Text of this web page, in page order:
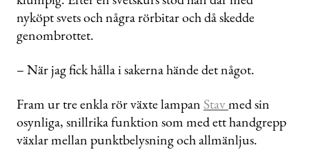
nyköpt svets och några rörbitar och då skedde
genombrottet.
– När jag fick hålla i sakerna hände det något.
Fram ur tre enkla rör växte lampan Stavmed sin
osynliga, snillrika funktion som med ett handgrepp
växlar mellan punktbelysning och allmänljus.